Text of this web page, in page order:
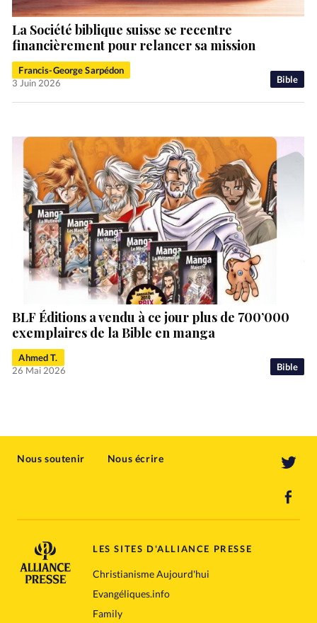
Bible
La Société biblique suisse se recentre
financièrement pour relancer sa mission
Francis-George Sarpédon
3 Juin 2026
Bible
BLF Éditions a vendu à ce jour plus de 700’000
exemplaires de la Bible en manga
Ahmed T.
26 Mai 2026
Nous soutenir Nous écrire
LES SITES D'ALLIANCE PRESSE
Christianisme Aujourd'hui
Evangéliques.info
Family